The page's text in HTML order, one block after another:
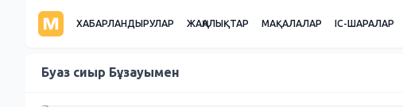
ХАБАРЛАНДЫРУЛАР ЖАҢАЛЫҚТАР МАҚАЛАЛАР ІС-ШАРАЛАР
Буаз сиыр Бұзауымен